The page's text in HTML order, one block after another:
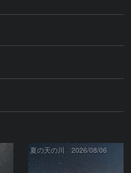
夏の天の川 2026/08/06